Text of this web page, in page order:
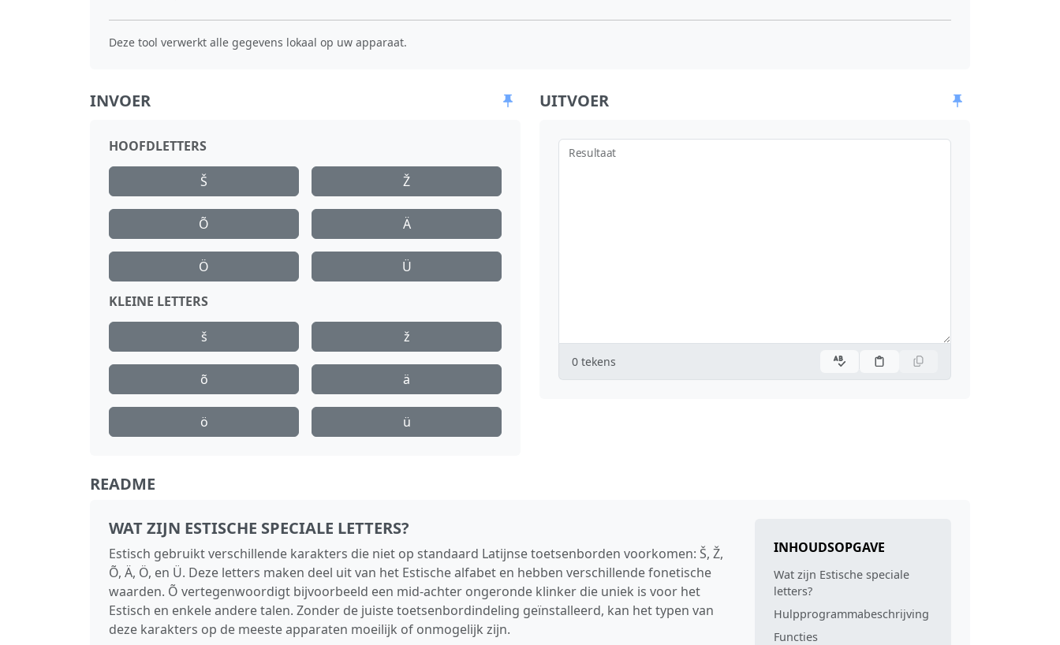
Deze tool verwerkt alle gegevens lokaal op uw apparaat.
INVOER
HOOFDLETTERS
Š Ž
Õ Ä
Ö
Ü
KLEINE LETTERS
š ž
õ ä
ö ü
UITVOER
Resultaat
0 tekens
README
WAT ZIJN ESTISCHE SPECIALE LETTERS?
Estisch gebruikt verschillende karakters die niet op standaard Latijnse toetsenborden voorkomen: Š, Ž,
Õ, Ä, Ö, en Ü. Deze letters maken deel uit van het Estische alfabet en hebben verschillende fonetische
waarden. Õ vertegenwoordigt bijvoorbeeld een mid-achter ongeronde klinker die uniek is voor het
Estisch en enkele andere talen. Zonder de juiste toetsenbordindeling geïnstalleerd, kan het typen van
deze karakters op de meeste apparaten moeilijk of onmogelijk zijn.
INHOUDSOPGAVE
Wat zijn Estische speciale
letters?
Hulpprogrammabeschrijving
Functies